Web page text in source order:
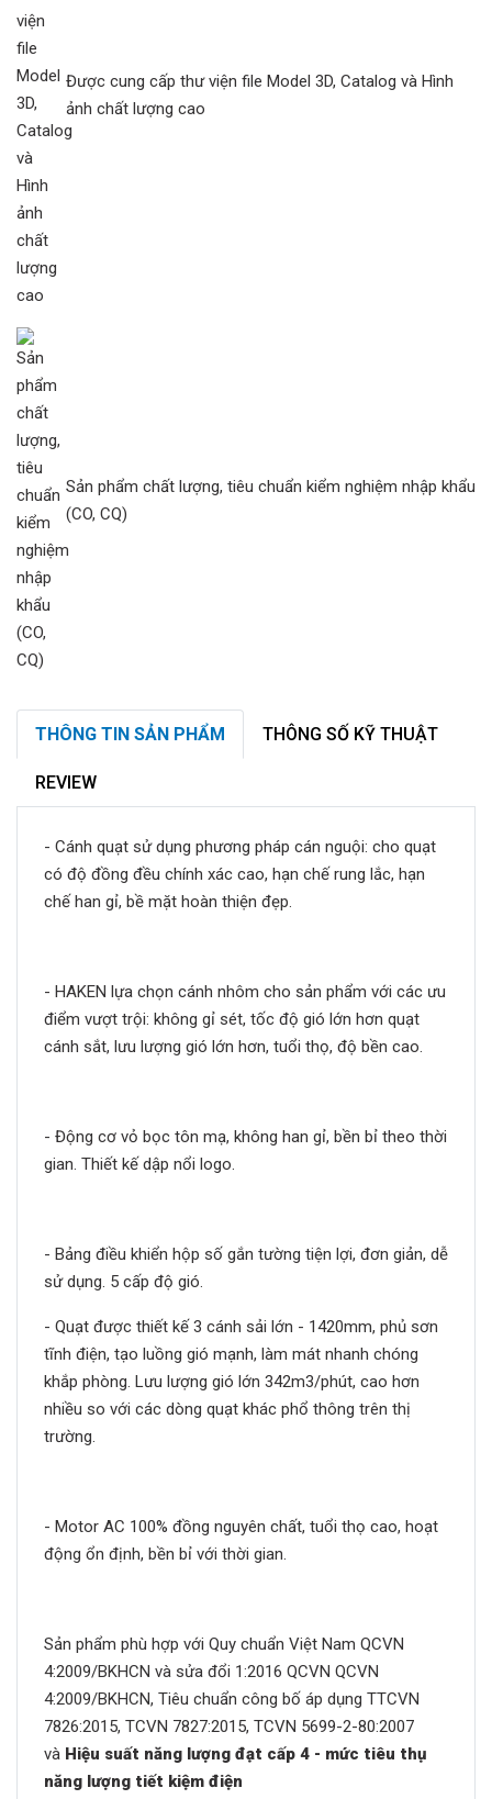
Được cung cấp thư viện file Model 3D, Catalog và Hình
ảnh chất lượng cao
Sản phẩm chất lượng, tiêu chuẩn kiểm nghiệm nhập khẩu
(CO, CQ)
THÔNG TIN SẢN PHẨM THÔNG SỐ KỸ THUẬT
REVIEW
- Cánh quạt sử dụng phương pháp cán nguội: cho quạt
có độ đồng đều chính xác cao, hạn chế rung lắc, hạn
chế han gỉ, bề mặt hoàn thiện đẹp.
- HAKEN lựa chọn cánh nhôm cho sản phẩm với các ưu
điểm vượt trội: không gỉ sét, tốc độ gió lớn hơn quạt
cánh sắt, lưu lượng gió lớn hơn, tuổi thọ, độ bền cao.
- Động cơ vỏ bọc tôn mạ, không han gỉ, bền bỉ theo thời
gian. Thiết kế dập nổi logo.
- Bảng điều khiển hộp số gắn tường tiện lợi, đơn giản, dễ
sử dụng. 5 cấp độ gió.
- Quạt được thiết kế 3 cánh sải lớn - 1420mm, phủ sơn
tĩnh điện, tạo luồng gió mạnh, làm mát nhanh chóng
khắp phòng. Lưu lượng gió lớn 342m3/phút, cao hơn
nhiều so với các dòng quạt khác phổ thông trên thị
trường.
- Motor AC 100% đồng nguyên chất, tuổi thọ cao, hoạt
động ổn định, bền bỉ với thời gian.
Sản phẩm phù hợp với Quy chuẩn Việt Nam QCVN
4:2009/BKHCN và sửa đổi 1:2016 QCVN QCVN
4:2009/BKHCN, Tiêu chuẩn công bố áp dụng TTCVN
7826:2015, TCVN 7827:2015, TCVN 5699-2-80:2007
và Hiệu suất năng lượng đạt cấp 4 - mức tiêu thụ
năng lượng tiết kiệm điện